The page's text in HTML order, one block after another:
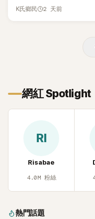
表示，當時選擇瀟灑放手
K氏鄉民 2 天前
網紅 Spotlight
RI
Risabae
4.0M 粉絲
熱門話題